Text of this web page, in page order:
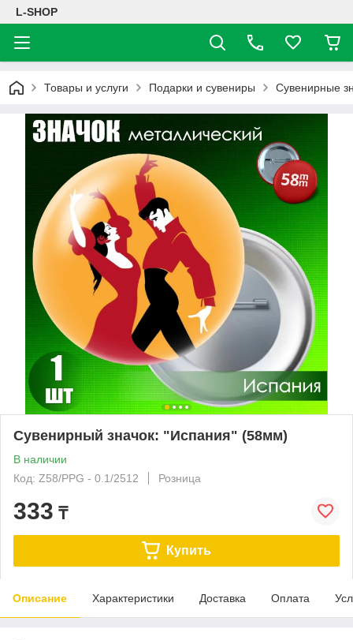
L-SHOP
Товары и услуги Подарки и сувениры Сувенирные
Сувенирный значок: "Испания" (58мм)
В наличии
Код: Z58/PPG - 0.1/2512
Розница
333 ₸
Купить
Описание Характеристики Доставка Оплата